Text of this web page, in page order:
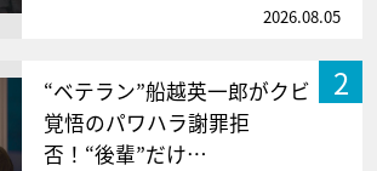
2026.08.05
2
“ベテラン”船越英一郎がクビ
覚悟のパワハラ謝罪拒
否！“後輩”だけ…